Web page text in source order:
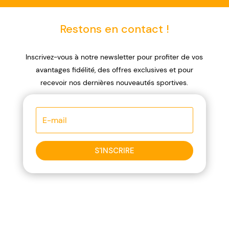
Restons en contact !
Inscrivez-vous à notre newsletter pour profiter de vos
avantages fidélité, des offres exclusives et pour
recevoir nos dernières nouveautés sportives.
S'INSCRIRE